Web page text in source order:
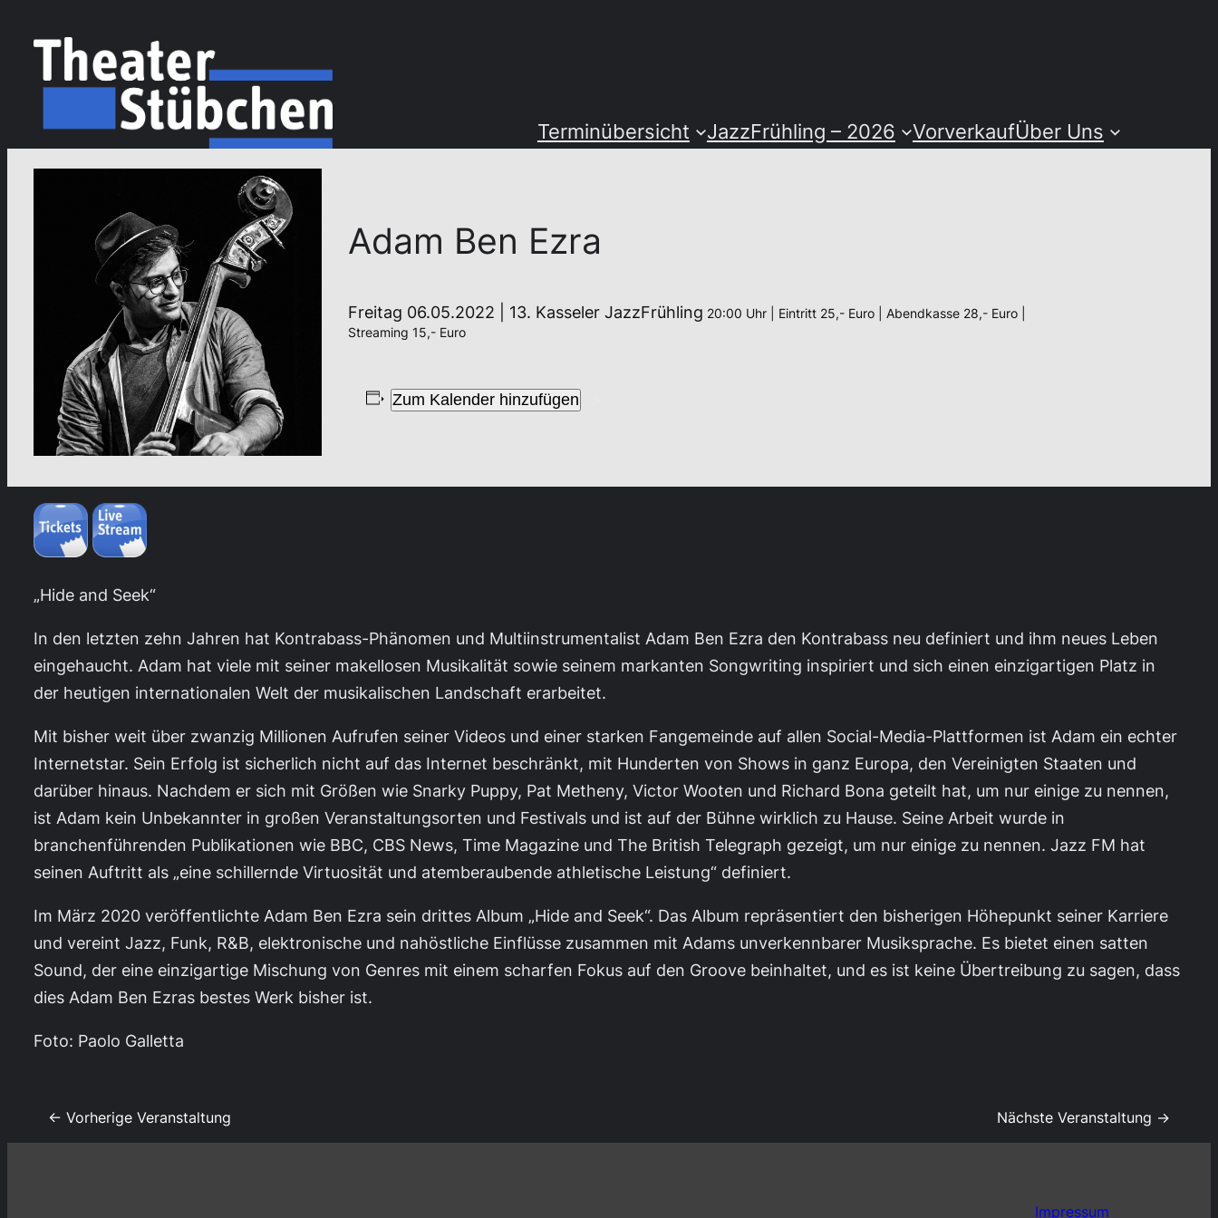
Terminübersicht JazzFrühling – 2026 VorverkaufÜber Uns
Adam Ben Ezra
Freitag 06.05.2022 | 13. Kasseler JazzFrühling 20:00 Uhr | Eintritt 25,- Euro | Abendkasse 28,- Euro |
Streaming 15,- Euro
Zum Kalender hinzufügen
„Hide and Seek“
In den letzten zehn Jahren hat Kontrabass-Phänomen und Multiinstrumentalist Adam Ben Ezra den Kontrabass neu definiert und ihm neues Leben
eingehaucht. Adam hat viele mit seiner makellosen Musikalität sowie seinem markanten Songwriting inspiriert und sich einen einzigartigen Platz in
der heutigen internationalen Welt der musikalischen Landschaft erarbeitet.
Mit bisher weit über zwanzig Millionen Aufrufen seiner Videos und einer starken Fangemeinde auf allen Social-Media-Plattformen ist Adam ein echter
Internetstar. Sein Erfolg ist sicherlich nicht auf das Internet beschränkt, mit Hunderten von Shows in ganz Europa, den Vereinigten Staaten und
darüber hinaus. Nachdem er sich mit Größen wie Snarky Puppy, Pat Metheny, Victor Wooten und Richard Bona geteilt hat, um nur einige zu nennen,
ist Adam kein Unbekannter in großen Veranstaltungsorten und Festivals und ist auf der Bühne wirklich zu Hause. Seine Arbeit wurde in
branchenführenden Publikationen wie BBC, CBS News, Time Magazine und The British Telegraph gezeigt, um nur einige zu nennen. Jazz FM hat
seinen Auftritt als „eine schillernde Virtuosität und atemberaubende athletische Leistung“ definiert.
Im März 2020 veröffentlichte Adam Ben Ezra sein drittes Album „Hide and Seek“. Das Album repräsentiert den bisherigen Höhepunkt seiner Karriere
und vereint Jazz, Funk, R&B, elektronische und nahöstliche Einflüsse zusammen mit Adams unverkennbarer Musiksprache. Es bietet einen satten
Sound, der eine einzigartige Mischung von Genres mit einem scharfen Fokus auf den Groove beinhaltet, und es ist keine Übertreibung zu sagen, dass
dies Adam Ben Ezras bestes Werk bisher ist.
Foto: Paolo Galletta
← Vorherige Veranstaltung Nächste Veranstaltung →
Impressum